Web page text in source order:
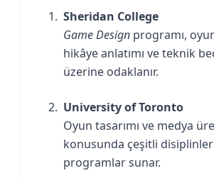
Sheridan College
Game Design programı,
hikâye anlatımı ve teknik
üzerine odaklanır.
University of Toronto
Oyun tasarımı ve medya
konusunda çeşitli disiplinler
programlar sunar.